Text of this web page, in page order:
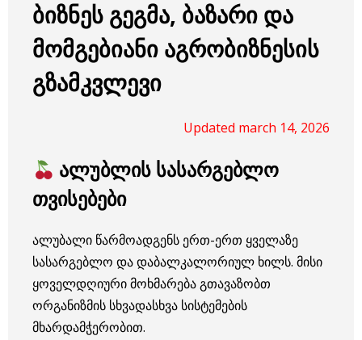
ბიზნეს გეგმა, ბაზარი და
მომგებიანი აგრობიზნესის
გზამკვლევი
Updated march 14, 2026
ალუბლის სასარგებლო
თვისებები
ალუბალი წარმოადგენს ერთ-ერთ ყველაზე
სასარგებლო და დაბალკალორიულ ხილს. მისი
ყოველდღიური მოხმარება გთავაზობთ
ორგანიზმის სხვადასხვა სისტემების
მხარდამჭერობით.